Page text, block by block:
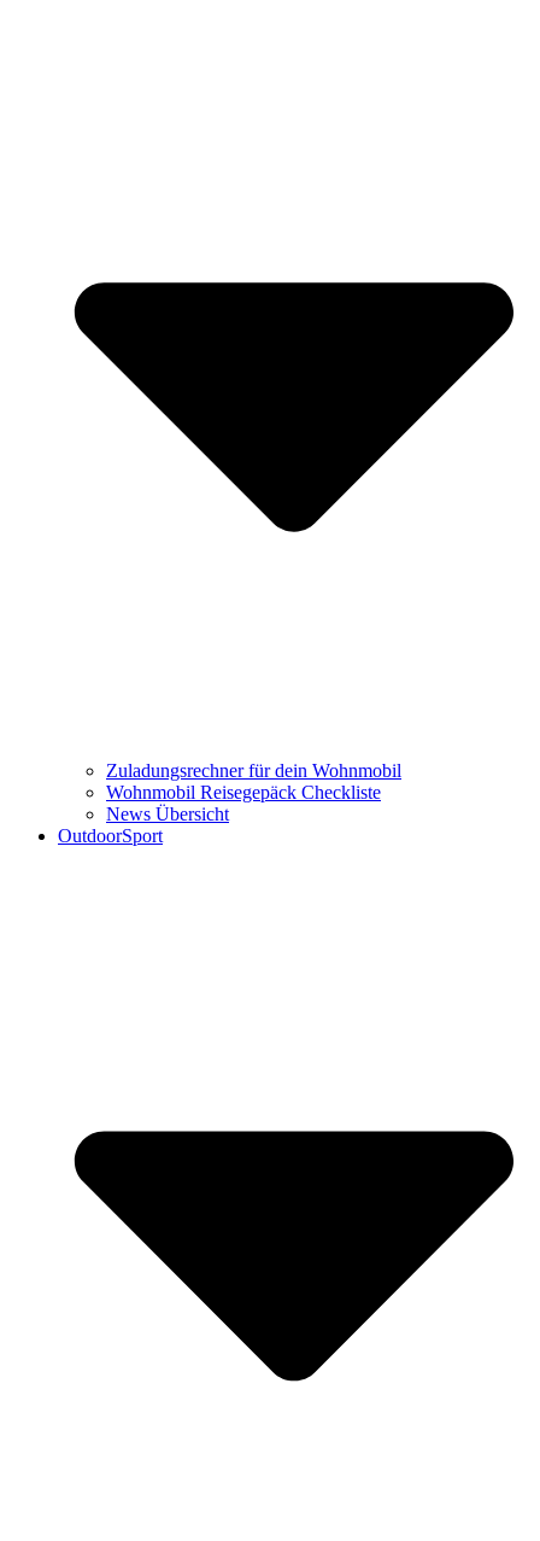
Zuladungsrechner für dein Wohnmobil
Wohnmobil Reisegepäck Checkliste
News Übersicht
OutdoorSport